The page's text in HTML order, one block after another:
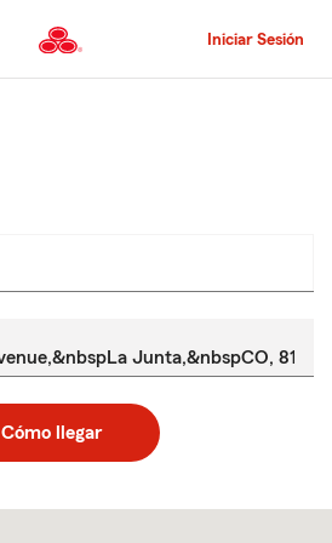
al
contenido
principal
Iniciar Sesión
Cómo llegar
to